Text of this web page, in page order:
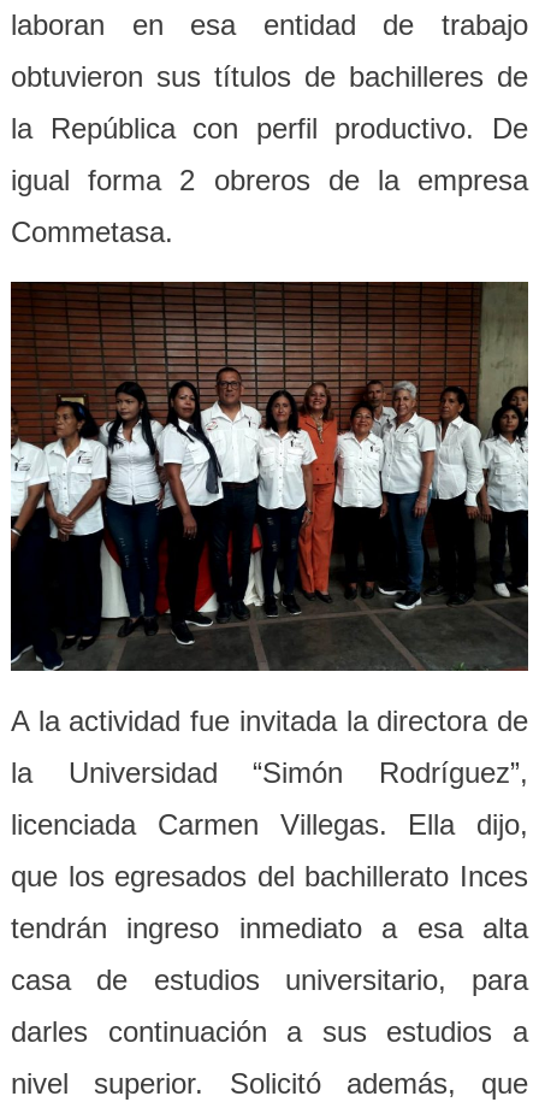
laboran en esa entidad de trabajo
obtuvieron sus títulos de bachilleres de
la República con perfil productivo. De
igual forma 2 obreros de la empresa
Commetasa.
A la actividad fue invitada la directora de
la Universidad “Simón Rodríguez”,
licenciada Carmen Villegas. Ella dijo,
que los egresados del bachillerato Inces
tendrán ingreso inmediato a esa alta
casa de estudios universitario, para
darles continuación a sus estudios a
nivel superior. Solicitó además, que